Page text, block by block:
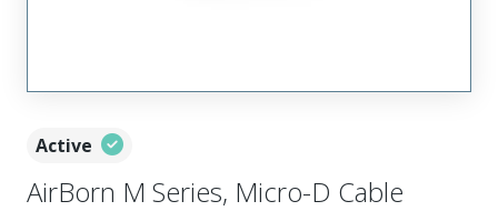
Active
AirBorn M Series, Micro-D Cable